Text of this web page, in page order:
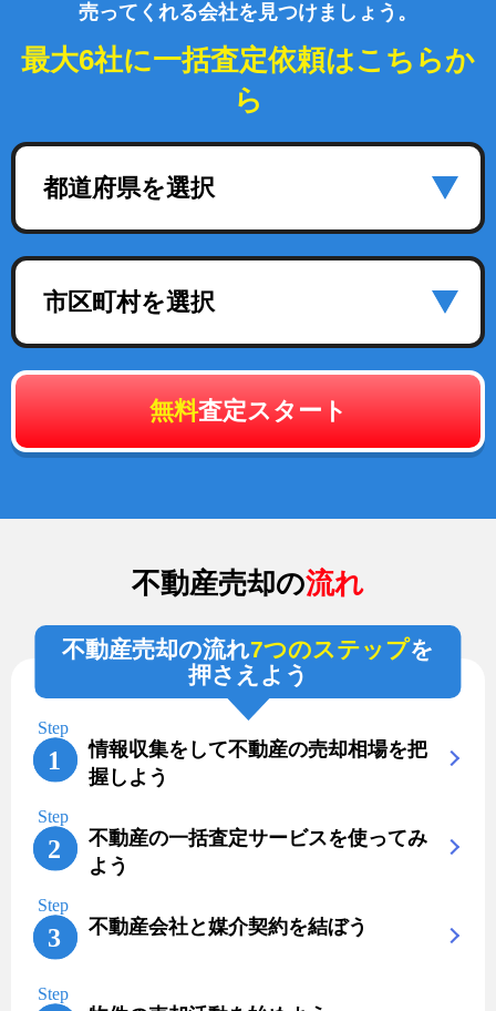
売ってくれる会社を見つけましょう。
最大6社に一括査定依頼はこちらか
ら
都道府県を選択
市区町村を選択
無料査定スタート
不動産売却の流れ
不動産売却の流れ7つのステップを
押さえよう
情報収集をして不動産の売却相場を把
握しよう
不動産の一括査定サービスを使ってみ
よう
不動産会社と媒介契約を結ぼう